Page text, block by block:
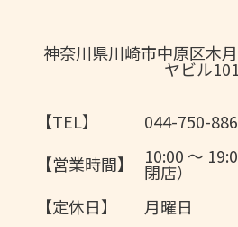
神奈川県川崎市中原区木
ヤビル101
【TEL】
044-750-
【営業時間】
10:00 〜
閉店）
【定休日】
月曜日